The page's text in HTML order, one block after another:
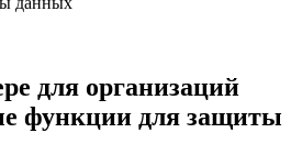
для организаций
функции для защиты